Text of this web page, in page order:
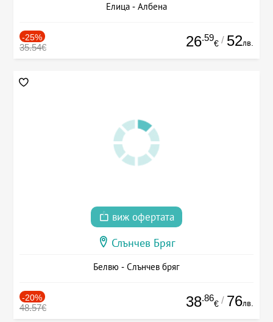
Елица - Албена
-25%
35.54€ 26.59
€ / 52лв.
виж офертата
Слънчев Бряг
Белвю - Слънчев бряг
-20%
48.57€ 38.86
€ / 76лв.